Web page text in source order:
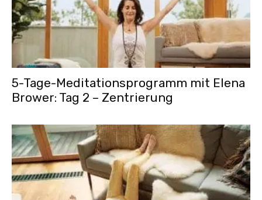
5-Tage-Meditationsprogramm mit Elena
Brower: Tag 2 – Zentrierung